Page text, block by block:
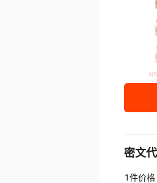
密文
1件价格